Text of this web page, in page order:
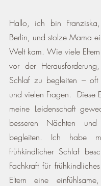
Hallo, ich bin
Berlin, und stolze Mama
Welt kam. Wie viele
vor der
Schlaf zu begleiten –
und vielen Fragen. ​ Diese
meine Leidenschaft
besseren Nächten
begleiten. Ich habe
frühkindlicher Schlaf
Fachkraft für
Eltern eine